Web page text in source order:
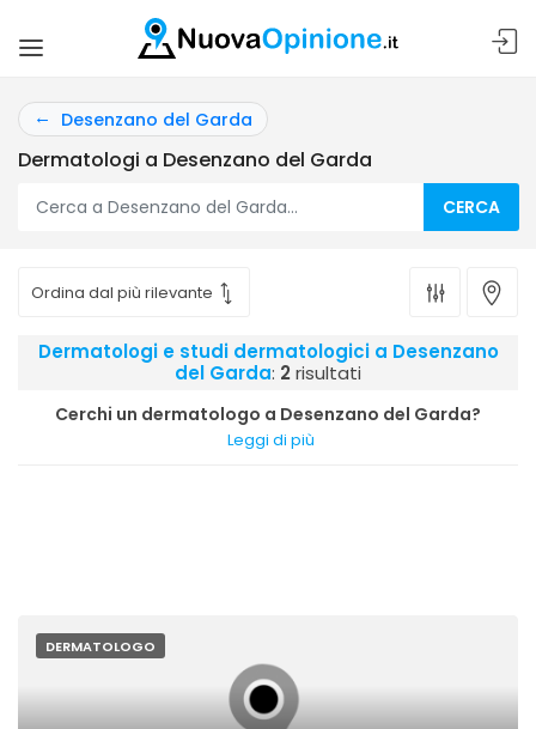
Desenzano del Garda
Dermatologi a Desenzano del Garda
CERCA
Dermatologi e studi dermatologici a Desenzano
del Garda: 2risultati
Cerchi un dermatologo a Desenzano del Garda?
Leggi di più
DERMATOLOGO